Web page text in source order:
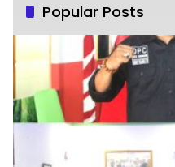
Popular Posts